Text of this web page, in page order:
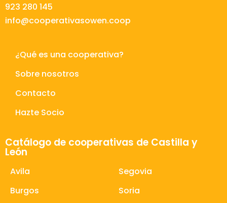
923 280 145
info@cooperativasowen.coop
¿Qué es una cooperativa?
Sobre nosotros
Contacto
Hazte Socio
Catálogo de cooperativas de Castilla y
León
Avila
Burgos
Segovia
Soria